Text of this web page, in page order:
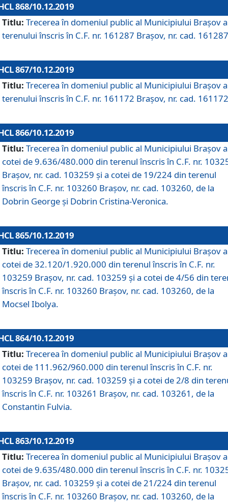
868/10.12.2019
Titlu: Trecerea în domeniul public al Municipiului Braşov a
terenului înscris în C.F. nr. 161287 Brașov, nr. cad.
867/10.12.2019
Titlu: Trecerea în domeniul public al Municipiului Braşov a
terenului înscris în C.F. nr. 161172 Brașov, nr. cad.
866/10.12.2019
Titlu: Trecerea în domeniul public al Municipiului Braşov a
cotei de 9.636/480.000 din terenul înscris în C.F. nr.
Brașov, nr. cad. 103259 și a cotei de 19/224 din terenul
înscris în C.F. nr. 103260 Brașov, nr. cad. 103260, de la
Dobrin George și Dobrin Cristina-Veronica.
865/10.12.2019
Titlu: Trecerea în domeniul public al Municipiului Braşov a
cotei de 32.120/1.920.000 din terenul înscris în C.F. nr.
103259 Brașov, nr. cad. 103259 și a cotei de 4/56 din
înscris în C.F. nr. 103260 Brașov, nr. cad. 103260, de la
Mocsel Ibolya.
864/10.12.2019
Titlu: Trecerea în domeniul public al Municipiului Braşov a
cotei de 111.962/960.000 din terenul înscris în C.F. nr.
103259 Brașov, nr. cad. 103259 și a cotei de 2/8 din
înscris în C.F. nr. 103261 Brașov, nr. cad. 103261, de la
Constantin Fulvia.
863/10.12.2019
Titlu: Trecerea în domeniul public al Municipiului Braşov a
cotei de 9.635/480.000 din terenul înscris în C.F. nr.
Brașov, nr. cad. 103259 și a cotei de 21/224 din terenul
înscris în C.F. nr. 103260 Brașov, nr. cad. 103260, de la